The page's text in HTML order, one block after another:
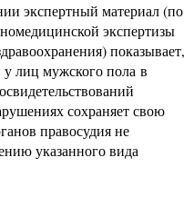
экспертный материал (по
экспертизы
показывает,
у лиц мужского пола в
сохраняет свою
правосудия не
указанного вида